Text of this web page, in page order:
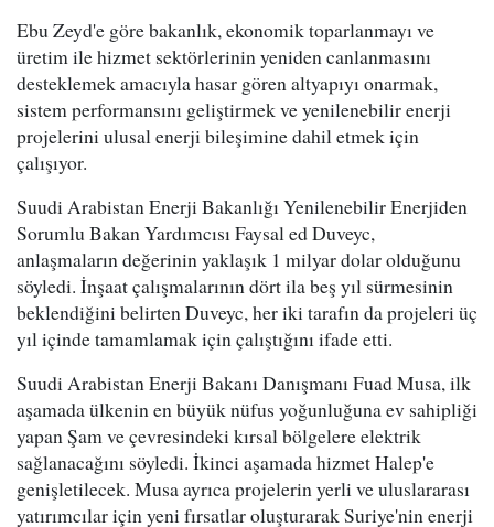
Ebu Zeyd'e göre bakanlık, ekonomik toparlanmayı ve
üretim ile hizmet sektörlerinin yeniden canlanmasını
desteklemek amacıyla hasar gören altyapıyı onarmak,
sistem performansını geliştirmek ve yenilenebilir enerji
projelerini ulusal enerji bileşimine dahil etmek için
çalışıyor.
Suudi Arabistan Enerji Bakanlığı Yenilenebilir Enerjiden
Sorumlu Bakan Yardımcısı Faysal ed Duveyc,
anlaşmaların değerinin yaklaşık 1 milyar dolar olduğunu
söyledi. İnşaat çalışmalarının dört ila beş yıl sürmesinin
beklendiğini belirten Duveyc, her iki tarafın da projeleri üç
yıl içinde tamamlamak için çalıştığını ifade etti.
Suudi Arabistan Enerji Bakanı Danışmanı Fuad Musa, ilk
aşamada ülkenin en büyük nüfus yoğunluğuna ev sahipliği
yapan Şam ve çevresindeki kırsal bölgelere elektrik
sağlanacağını söyledi. İkinci aşamada hizmet Halep'e
genişletilecek. Musa ayrıca projelerin yerli ve uluslararası
yatırımcılar için yeni fırsatlar oluşturarak Suriye'nin enerji